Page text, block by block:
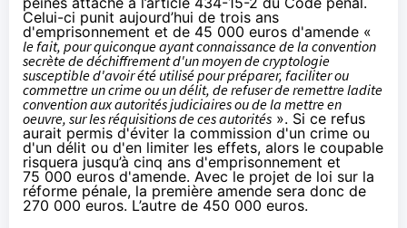
Celui-ci punit aujourd’hui de trois ans
d'emprisonnement et de 45 000 euros d'amende «
le fait, pour quiconque ayant connaissance de la convention
secrète de déchiffrement d'un moyen de cryptologie
susceptible d'avoir été utilisé pour préparer, faciliter ou
commettre un crime ou un délit, de refuser de remettre ladite
convention aux autorités judiciaires ou de la mettre en
oeuvre, sur les réquisitions de ces autorités ». Si ce refus
aurait permis d'éviter la commission d'un crime ou
d'un délit ou d'en limiter les effets, alors le coupable
risquera jusqu’à cinq ans d'emprisonnement et
75 000 euros d'amende. Avec le projet de loi sur la
réforme pénale, la première amende sera donc de
270 000 euros. L’autre de 450 000 euros.